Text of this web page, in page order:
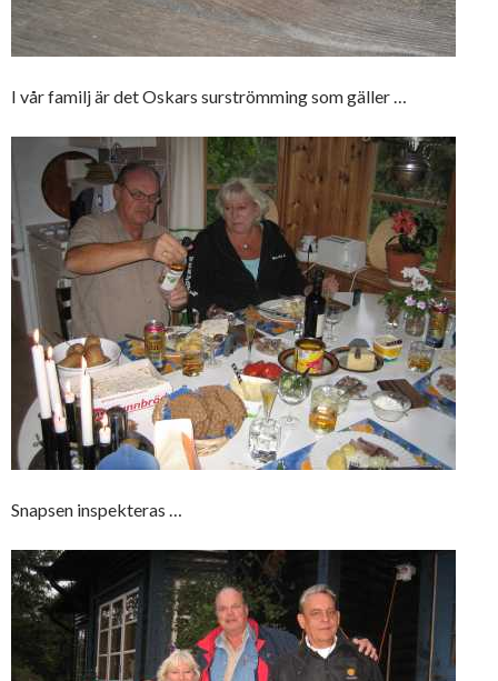
I vår familj är det Oskars surströmming som gäller …
Snapsen inspekteras …